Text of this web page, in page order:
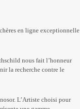
en ligne exceptionnelle
nous fait l’honneur
la recherche contre le
L’Artiste choisi pour